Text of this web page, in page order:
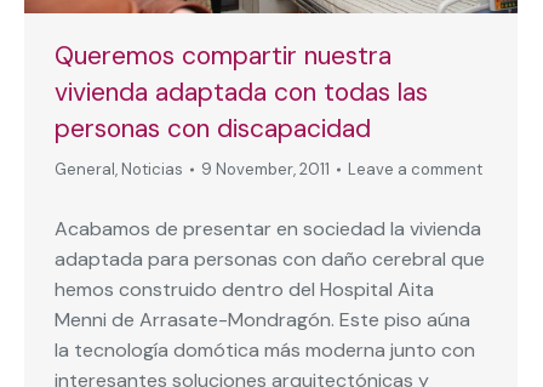
Queremos compartir nuestra
vivienda adaptada con todas las
personas con discapacidad
General, Noticias 9 November, 2011 Leave a comment
Acabamos de presentar en sociedad la vivienda
adaptada para personas con daño cerebral que
hemos construido dentro del Hospital Aita
Menni de Arrasate-Mondragón. Este piso aúna
la tecnología domótica más moderna junto con
interesantes soluciones arquitectónicas y